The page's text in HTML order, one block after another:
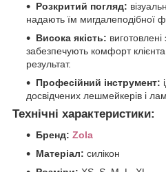
Розкритий погляд:
надають їм мигдалеподібної
Висока якість: виготовлені
забезпечують комфорт
результат.
Професійний інструмент:
досвідчених лешмейкерів і
Технічні характеристики:
Бренд: Zola
Матеріал: силікон